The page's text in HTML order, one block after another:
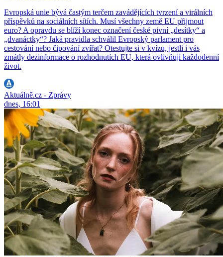
Evropská unie bývá častým terčem zavádějících tvrzení a virálních
příspěvků na sociálních sítích. Musí všechny země EU přijmout
euro? A opravdu se blíží konec označení české pivní „desítky“ a
„dvanáctky“? Jaká pravidla schválil Evropský parlament pro
cestování nebo čipování zvířat? Otestujte si v kvízu, jestli i vás
zmátly dezinformace o rozhodnutích EU, která ovlivňují každodenní
život.
Aktuálně.cz - Zprávy
dnes, 16:01